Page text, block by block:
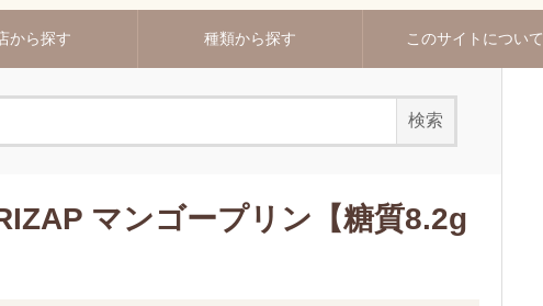
から探す 種類から探す このサイトについて
マンゴープリン【糖質8.2g